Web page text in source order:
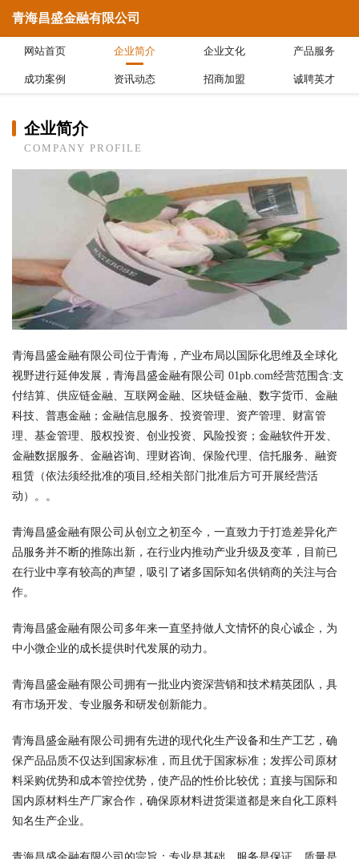
青海昌盛金融有限公司
网站首页 企业简介 企业文化 产品服务
成功案例 资讯动态 招商加盟 诚聘英才
企业简介
COMPANY PROFILE
青海昌盛金融有限公司位于青海，产业布局以国际化思维及全球化
视野进行延伸发展，青海昌盛金融有限公司 01pb.com经营范围含:支
付结算、供应链金融、互联网金融、区块链金融、数字货币、金融
科技、普惠金融；金融信息服务、投资管理、资产管理、财富管
理、基金管理、股权投资、创业投资、风险投资；金融软件开发、
金融数据服务、金融咨询、理财咨询、保险代理、信托服务、融资
租赁（依法须经批准的项目,经相关部门批准后方可开展经营活
动）。。
青海昌盛金融有限公司从创立之初至今，一直致力于打造差异化产
品服务并不断的推陈出新，在行业内推动产业升级及变革，目前已
在行业中享有较高的声望，吸引了诸多国际知名供销商的关注与合
作。
青海昌盛金融有限公司多年来一直坚持做人文情怀的良心诚企，为
中小微企业的成长提供时代发展的动力。
青海昌盛金融有限公司拥有一批业内资深营销和技术精英团队，具
有市场开发、专业服务和研发创新能力。
青海昌盛金融有限公司拥有先进的现代化生产设备和生产工艺，确
保产品品质不仅达到国家标准，而且优于国家标准；发挥公司原材
料采购优势和成本管控优势，使产品的性价比较优；直接与国际和
国内原材料生产厂家合作，确保原材料进货渠道都是来自化工原料
知名生产企业。